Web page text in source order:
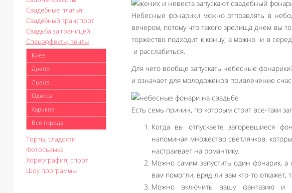
Свадебные платья
Свадебный транспорт
Свадьба за границей
Спецэффекты, тенты
Киев
Днепр
Львов
Одесса
Харьков
Все города
Торты, сладости
Фотосъемка
Хореография, спорт
Шоу программы
Небесные фонарики можно отправлять в
вечером, потому что такого зрелища днем вы
торжество подходит к концу, а можно и в
и расслабиться.
Для чего вообще запускать небесные
и означает для молодоженов привлечение
Есть семь причин, по которым стоит все-таки
Когда вы отпускаете загоревшиеся
напоминая множество светлячков,
настраивает на романтику.
Можно самим запустить один фонарик,
вам помогли, вряд ли вам кто-то откажет,
Можно включить вашу фантазию и